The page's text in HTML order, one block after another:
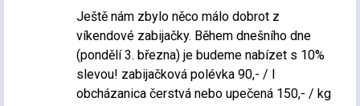
Ještě nám zbylo něco málo dobrot z
víkendové zabijačky. Během dnešního dne
(pondělí 3. března) je budeme nabízet s 10%
slevou! zabijačková polévka 90,- / l
obcházanica čerstvá nebo upečená 150,- / kg